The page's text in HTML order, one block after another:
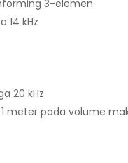
3-elemen
14 kHz
20 kHz
1 meter pada volume